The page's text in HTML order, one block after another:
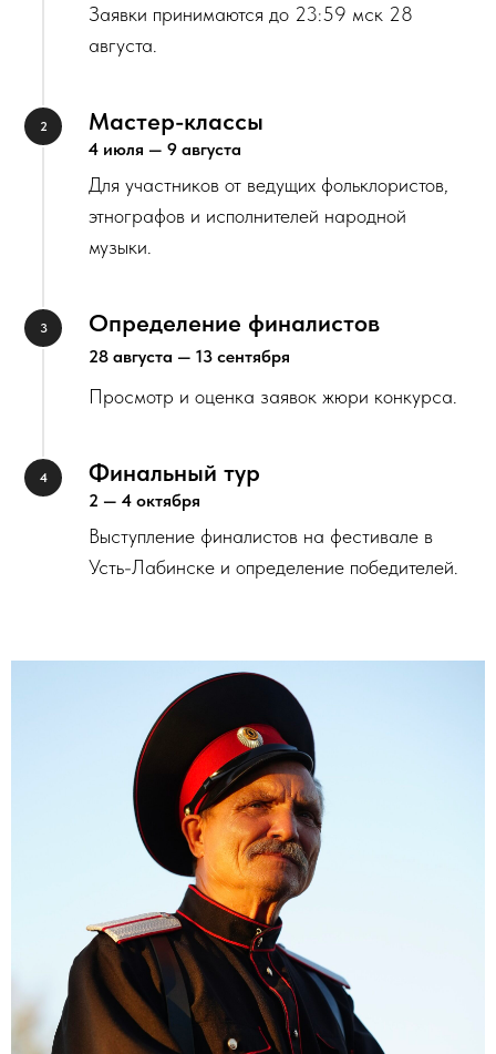
Заявки принимаются до 23:59 мск 28
августа.
Мастер-классы
4 июля — 9 августа
Для участников от ведущих фольклористов,
этнографов и исполнителей народной
музыки.
Определение финалистов
28 августа — 13 сентября
Просмотр и оценка заявок жюри конкурса.
Финальный тур
2 — 4 октября
Выступление финалистов на фестивале в
Усть-Лабинске и определение победителей.